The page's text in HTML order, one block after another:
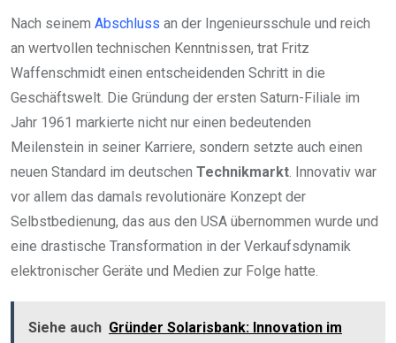
Nach seinem Abschluss an der Ingenieursschule und reich
an wertvollen technischen Kenntnissen, trat Fritz
Waffenschmidt einen entscheidenden Schritt in die
Geschäftswelt. Die Gründung der ersten Saturn-Filiale im
Jahr 1961 markierte nicht nur einen bedeutenden
Meilenstein in seiner Karriere, sondern setzte auch einen
neuen Standard im deutschen Technikmarkt. Innovativ war
vor allem das damals revolutionäre Konzept der
Selbstbedienung, das aus den USA übernommen wurde und
eine drastische Transformation in der Verkaufsdynamik
elektronischer Geräte und Medien zur Folge hatte.
Siehe auch Gründer Solarisbank: Innovation im